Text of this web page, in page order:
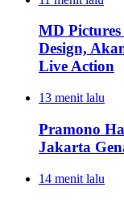
MD
Design,
Live Action
13 menit lalu
Pramono
Jakarta
14 menit lalu